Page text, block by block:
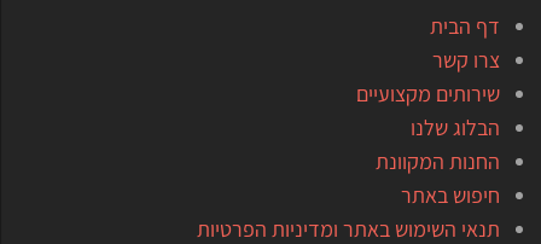
דף הבית
צרו קשר
שירותים מקצועיים
הבלוג שלנו
החנות המקוונת
חיפוש באתר
תנאי השימוש באתר ומדיניות הפרטיות